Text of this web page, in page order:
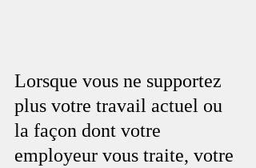
Lorsque vous ne supportez
plus votre travail actuel ou
la façon dont votre
employeur vous traite, votre